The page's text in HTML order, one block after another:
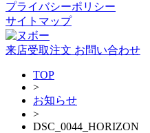
プライバシーポリシー
サイトマップ
来店受取注文 お問い合わせ
TOP
>
お知らせ
>
DSC_0044_HORIZON